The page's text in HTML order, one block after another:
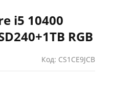
i5 10400
RGB
Код: CS1CE9JCB